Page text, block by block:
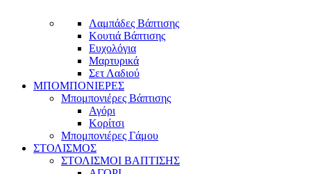
Λαμπάδες Βάπτισης
Κουτιά Βάπτισης
Ευχολόγια
Μαρτυρικά
Σετ Λαδιού
ΜΠΟΜΠΟΝΙΕΡΕΣ
Μπομπονιέρες Βάπτισης
Αγόρι
Κορίτσι
Μπομπονιέρες Γάμου
ΣΤΟΛΙΣΜΟΣ
ΣΤΟΛΙΣΜΟΙ ΒΑΠΤΙΣΗΣ